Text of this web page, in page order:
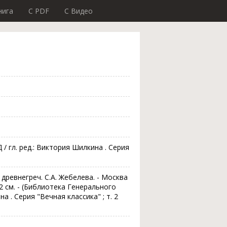
C PDF C Видео
гл. ред.: Виктория Шилкина . Серия
С.А. Жебелева. - Москва
см. - (Библиотека Генерального
. Серия "Вечная классика" ; т. 2